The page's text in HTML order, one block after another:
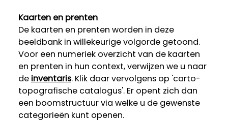
Kaarten en prenten
De kaarten en prenten worden in deze
beeldbank in willekeurige volgorde getoond.
Voor een numeriek overzicht van de kaarten
en prenten in hun context, verwijzen we u naar
de inventaris. Klik daar vervolgens op 'carto-
topografische catalogus'. Er opent zich dan
een boomstructuur via welke u de gewenste
categorieën kunt openen.